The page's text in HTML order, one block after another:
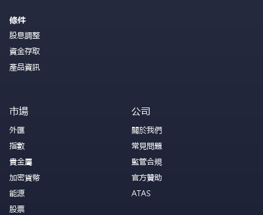
條件
股息調整
資金存取
產品資訊
市場
外匯
指數
貴金屬
加密貨幣
能源
股票
公司
關於我們
常見問題
監管合規
官方贊助
ATAS